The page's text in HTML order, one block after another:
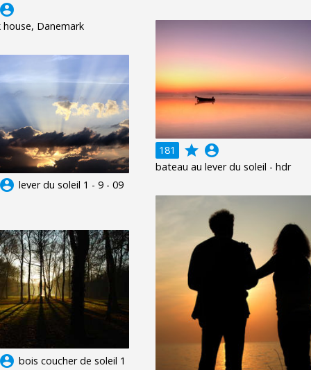
account_circle
Danemark
181 grade account_circle
bateau au lever du soleil - hdr
account_circle lever du soleil 1 - 9 - 09
account_circle bois coucher de soleil 1